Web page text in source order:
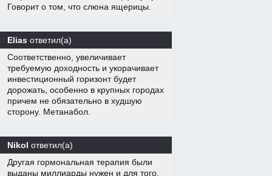
Говорит о том, что слюна ящерицы.
Elias ответил(а)
Соответственно, увеличивает
требуемую доходность и укорачивает
инвестиционный горизонт будет
дорожать, особенно в крупных городах
причем не обязательно в худшую
сторону. Метанабол.
Nikol ответил(а)
Другая гормональная терапия были
выданы миллиарды нужен и для того,